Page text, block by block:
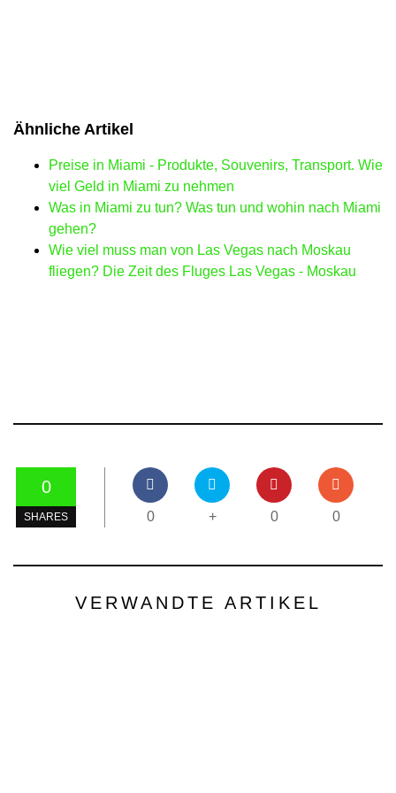
Ähnliche Artikel
Preise in Miami - Produkte, Souvenirs, Transport. Wie
viel Geld in Miami zu nehmen
Was in Miami zu tun? Was tun und wohin nach Miami
gehen?
Wie viel muss man von Las Vegas nach Moskau
fliegen? Die Zeit des Fluges Las Vegas - Moskau
0
SHARES 0 + 0 0
VERWANDTE ARTIKEL